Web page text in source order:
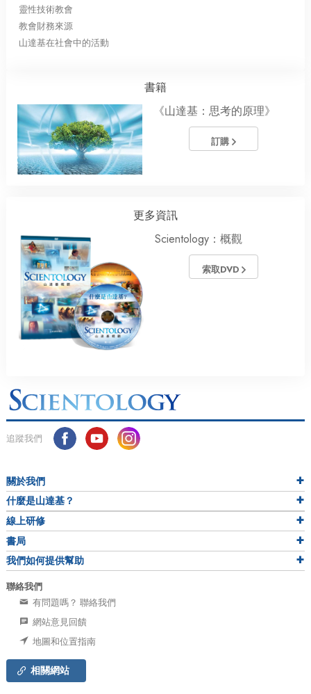
靈性技術教會
教會財務來源
山達基在社會中的活動
書籍
《山達基：思考的原理》
訂購
更多資訊
Scientology：概觀
索取DVD
追蹤我們
關於我們
什麼是山達基？
線上研修
書局
我們如何提供幫助
聯絡我們
有問題嗎？ 聯絡我們
網站意見回饋
地圖和位置指南
相關網站